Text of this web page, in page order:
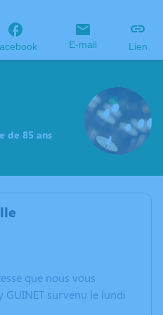
E-mail Lien
de 85 ans
que nous vous
GUINET survenu le lundi